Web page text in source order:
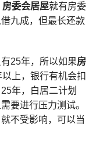
房委会居屋就有房委
九成，但最长还款
25年，所以如果房
上，银行有机会扣
年，白居二计划
要进行压力测试。
不受影响，可以当